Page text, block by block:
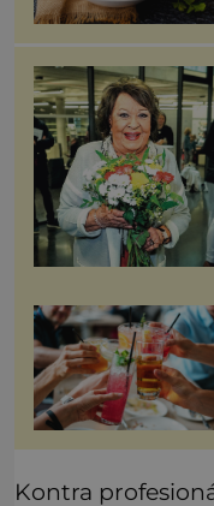
Kontra